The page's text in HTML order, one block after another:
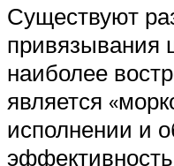
Существуют
привязывания
наиболее
является
исполнении и